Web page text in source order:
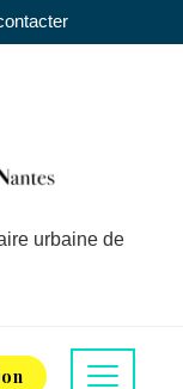
urbaine de